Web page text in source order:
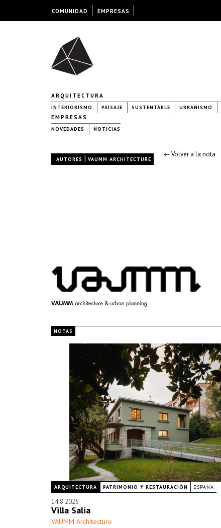
ARQUITECTURA
INTERIORISMO PAISAJE SUSTENTABLE URBANISMO
EMPRESAS
NOVEDADES NOTICIAS
AUTORES | VAUMM ARCHITECTURE
← Volver a la nota
NOTAS
ARQUITECTURA PATRIMONIO Y RESTAURACIÓN ESPAÑA
14.8.2025
Villa Salia
VAUMM Architecture
COMUNIDAD EMPRESAS